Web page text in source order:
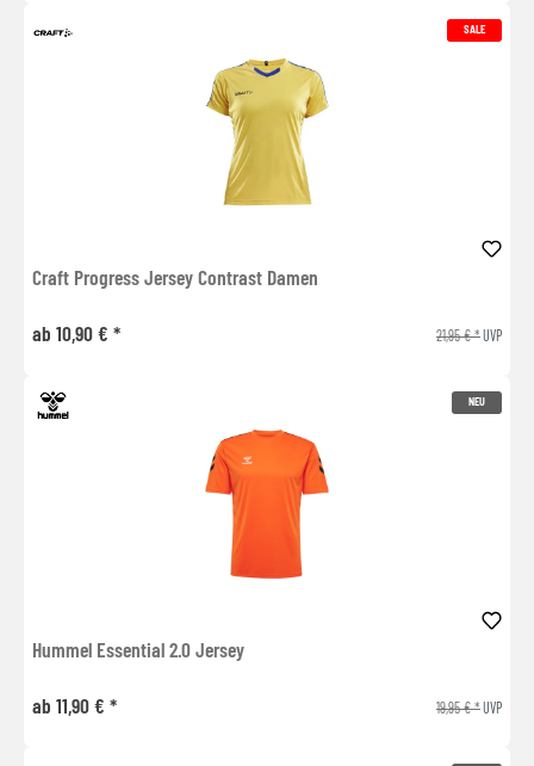
SALE
Craft Progress Jersey Contrast Damen
ab 10,90 € * 21,95 € *UVP
NEU
Hummel Essential 2.0 Jersey
ab 11,90 € * 19,95 € *UVP